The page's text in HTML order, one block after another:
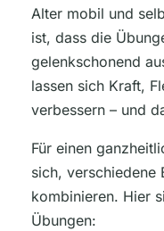
Alter mobil und
ist, dass die
gelenkschonend
lassen sich Kraft,
verbessern – und
Für einen
sich, verschiedene
kombinieren. Hier
Übungen: